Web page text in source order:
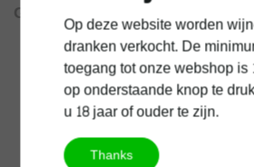
Gerelateerde producten
Op deze website worden
dranken verkocht. De
toegang tot onze webshop is
op onderstaande knop te
u 18 jaar of ouder te zijn.
Thanks